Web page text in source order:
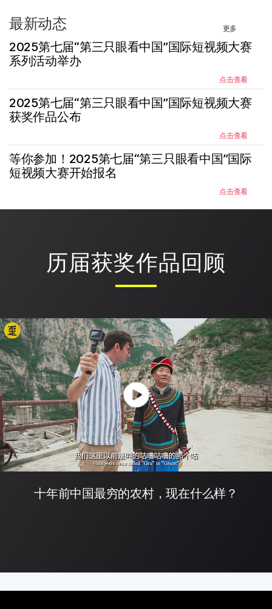
最新动态 更多
2025第七届“第三只眼看中国”国际短视频大赛
系列活动举办
点击查看
2025第七届“第三只眼看中国”国际短视频大赛
获奖作品公布
点击查看
等你参加！2025第七届“第三只眼看中国”国际
短视频大赛开始报名
点击查看
历届获奖作品回顾
十年前中国最穷的农村，现在什么样？